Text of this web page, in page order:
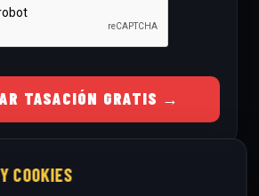
TASACIÓN GRATIS →
COOKIES